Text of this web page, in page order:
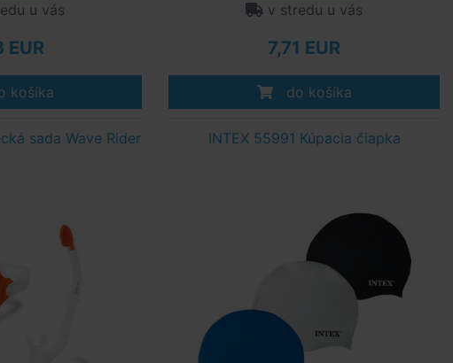
u vás
EUR
košíka
v stredu u vás
7,71 EUR
do košíka
sada Wave Rider INTEX 55991 Kúpacia čiapka